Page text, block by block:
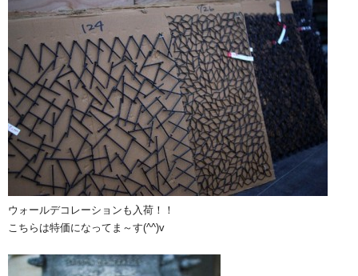
ウォールデコレーションも入荷！！
こちらは特価になってま～す(^^)v